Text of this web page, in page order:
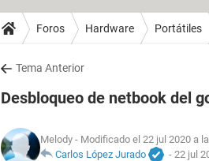
Foros Hardware Portátiles
Tema Anterior
Desbloqueo de netbook del
Melody - Modificado el 22 jul 2020 a
Carlos López Jurado
- 22 jul